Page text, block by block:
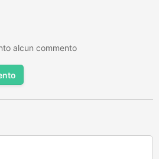
alcun commento